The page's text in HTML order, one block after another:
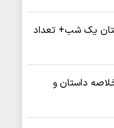
یک شب+ تعداد
داستان و